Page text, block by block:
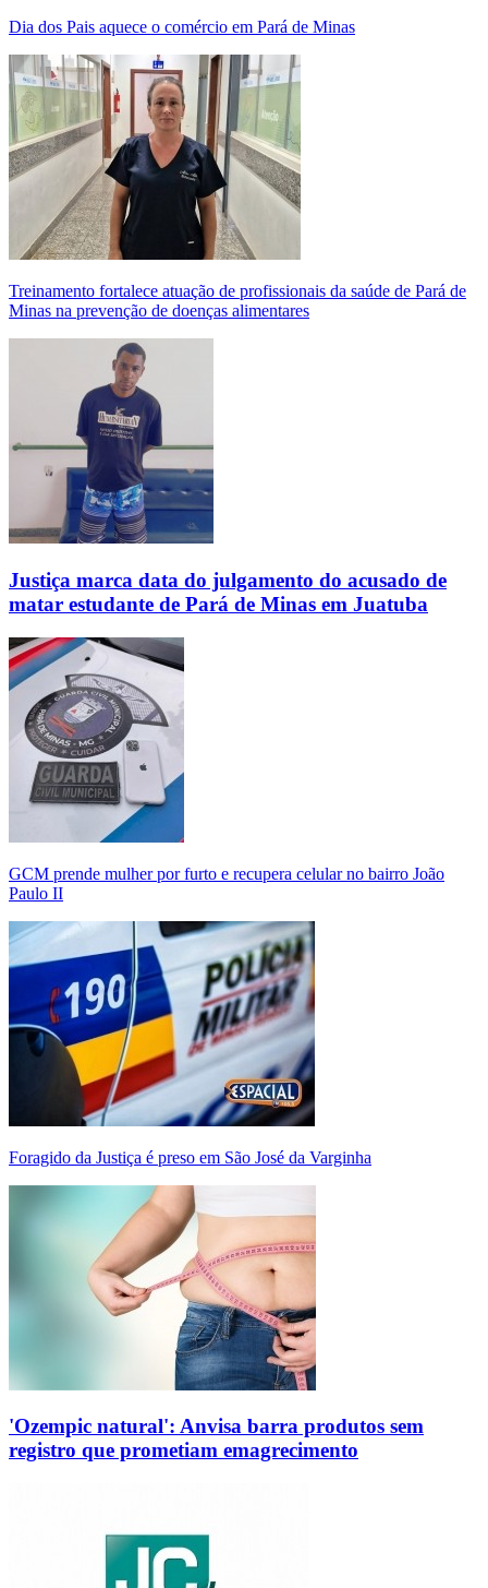
Dia dos Pais aquece o comércio em Pará de Minas
Treinamento fortalece atuação de profissionais da saúde de Pará de
Minas na prevenção de doenças alimentares
Justiça marca data do julgamento do acusado de
matar estudante de Pará de Minas em Juatuba
GCM prende mulher por furto e recupera celular no bairro João
Paulo II
Foragido da Justiça é preso em São José da Varginha
'Ozempic natural': Anvisa barra produtos sem
registro que prometiam emagrecimento